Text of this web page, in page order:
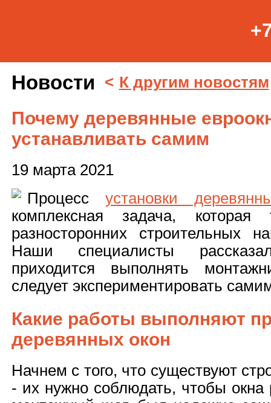
Новости < К другим новостям
Почему деревянные
устанавливать самим
19 марта 2021
Процесс установки
комплексная задача,
разносторонних строительных
Наши специалисты
приходится выполнять
следует экспериментировать
Какие работы выполняют
деревянных окон
Начнем с того, что существуют
- их нужно соблюдать, чтобы окна